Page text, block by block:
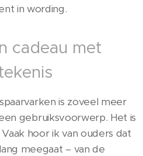
in wording.
cadeau met
is zoveel meer
gebruiksvoorwerp. Het is
hoor ik van ouders dat
meegaat – van de